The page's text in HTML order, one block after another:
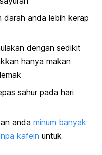
darah anda lebih kerap
dengan sedikit
hanya makan
sahur pada hari
anda minum banyak
kafein untuk